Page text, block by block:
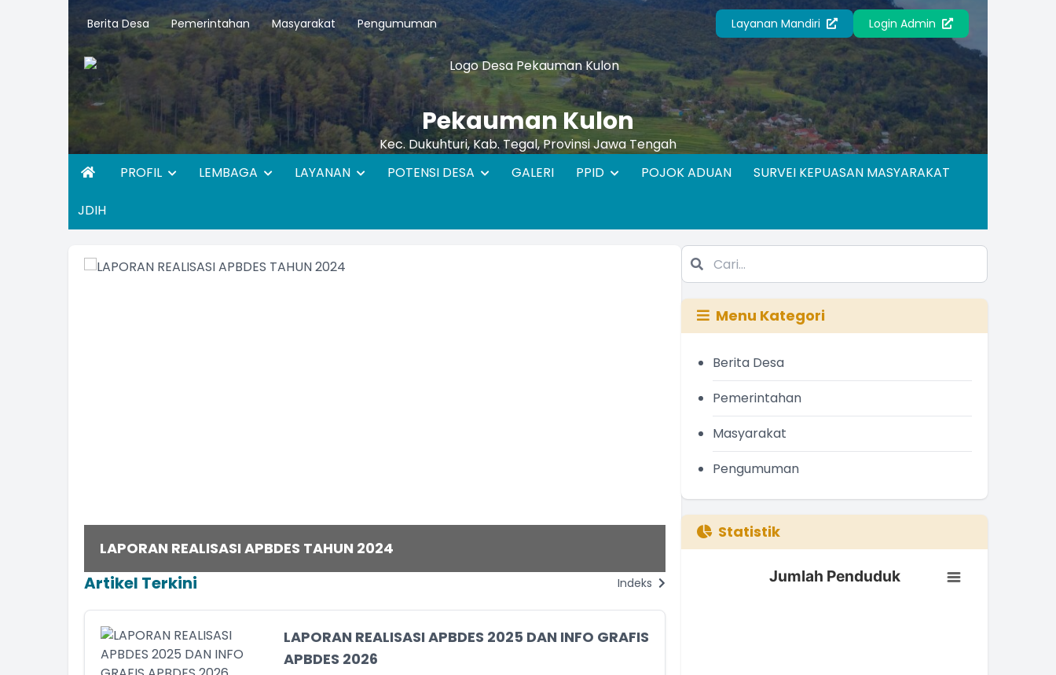
Berita Desa Pemerintahan Masyarakat Pengumuman Layanan Mandiri Login Admin
Pekauman Kulon
Kec. Dukuhturi, Kab. Tegal, Provinsi Jawa Tengah
PROFIL
LEMBAGA LAYANAN POTENSI DESA GALERI PPID POJOK ADUAN SURVEI KEPUASAN MASYARAKAT
JDIH
LAPORAN REALISASI APBDES TAHUN 2024 APBDES DESA PEKAUMAN KULON TAHUN 2025
Artikel Terkini Indeks
LAPORAN REALISASI APBDES 2025 DAN INFO GRAFIS
APBDES 2026
Menu Kategori
Berita Desa
Pemerintahan
Masyarakat
Pengumuman
Statistik
Jumlah Penduduk
Bar chart with 0 bars.
Jumlah Penduduk